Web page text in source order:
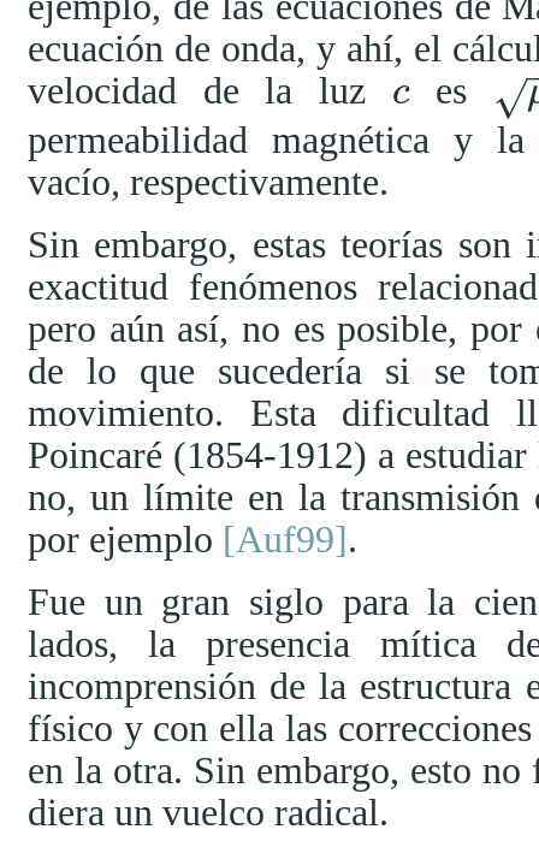
ecuación de onda, y ahí, el
velocidad de la luz
c
c es √
μoεo
permeabilidad magnética y
vacío, respectivamente.
Sin embargo, estas teorías son
exactitud fenómenos
pero aún así, no es posible,
de lo que sucedería si se
movimiento. Esta dificultad
Poincaré (1854-1912) a
no, un límite en la transmisión
por ejemplo [Auf99].
Fue un gran siglo para la
lados, la presencia mítica
incomprensión de la estructura
físico y con ella las
en la otra. Sin embargo, esto
diera un vuelco radical.